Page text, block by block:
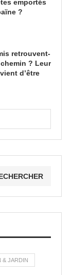
emportés
?
retrouvent-
? Leur
d’être
& JARDIN